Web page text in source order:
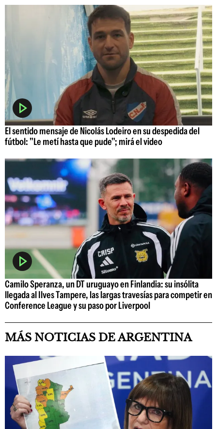
El sentido mensaje de Nicolás Lodeiro en su despedida del
fútbol: "Le metí hasta que pude"; mirá el video
Camilo Speranza, un DT uruguayo en Finlandia: su insólita
llegada al Ilves Tampere, las largas travesías para competir en
Conference League y su paso por Liverpool
MÁS NOTICIAS DE ARGENTINA